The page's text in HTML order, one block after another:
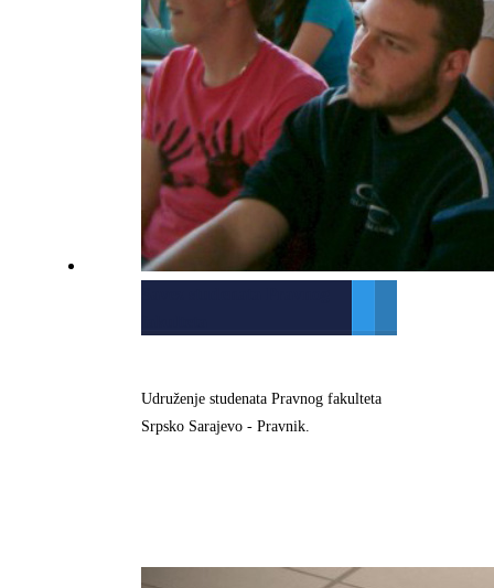
Udruženje studenata Pravnog fakulteta
Srpsko Sarajevo - Pravnik.